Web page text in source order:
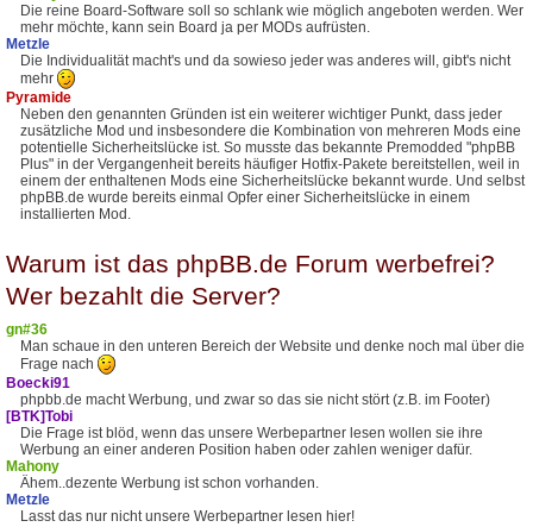
Die reine Board-Software soll so schlank wie möglich angeboten werden. Wer
mehr möchte, kann sein Board ja per MODs aufrüsten.
Metzle
Die Individualität macht's und da sowieso jeder was anderes will, gibt's nicht
mehr
Pyramide
Neben den genannten Gründen ist ein weiterer wichtiger Punkt, dass jeder
zusätzliche Mod und insbesondere die Kombination von mehreren Mods eine
potentielle Sicherheitslücke ist. So musste das bekannte Premodded "phpBB
Plus" in der Vergangenheit bereits häufiger Hotfix-Pakete bereitstellen, weil in
einem der enthaltenen Mods eine Sicherheitslücke bekannt wurde. Und selbst
phpBB.de wurde bereits einmal Opfer einer Sicherheitslücke in einem
installierten Mod.
Warum ist das phpBB.de Forum werbefrei?
Wer bezahlt die Server?
gn#36
Man schaue in den unteren Bereich der Website und denke noch mal über die
Frage nach
Boecki91
phpbb.de macht Werbung, und zwar so das sie nicht stört (z.B. im Footer)
[BTK]Tobi
Die Frage ist blöd, wenn das unsere Werbepartner lesen wollen sie ihre
Werbung an einer anderen Position haben oder zahlen weniger dafür.
Mahony
Ähem..dezente Werbung ist schon vorhanden.
Metzle
Lasst das nur nicht unsere Werbepartner lesen hier!